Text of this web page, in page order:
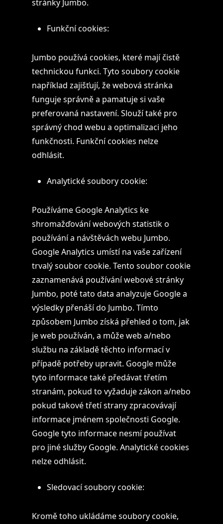
stránky Jumbo.
Funkční cookies:
Jumbo používá cookies, které mají čistě
technickou funkci. Tyto soubory cookie
například zajišťují, že webová stránka
funguje správně a pamatuje si vaše
preferovaná nastavení. Slouží také pro
správný chod webu a optimalizaci jeho
funkčnosti. Funkční cookies nelze
odhlásit.
Analytické soubory cookie:
Používáme Google Analytics ke
shromažďování webových statistik o
používání a návštěvách webu Jumbo.
Google Analytics umístí na vaše zařízení
trvalý soubor cookie. Tento soubor cookie
zaznamenává používání webové stránky
Jumbo, poté tato data analyzuje Google a
výsledky přenáší do Jumbo. Tímto
způsobem Jumbo získá přehled o tom, jak
je web používán, a může web a/nebo
službu na základě těchto informací v
případě potřeby upravit. Google může
tyto informace také předávat třetím
stranám, pokud to vyžaduje zákon a/nebo
pokud takové třetí strany zpracovávají
informace jménem společnosti Google.
Google tyto informace nesmí používat
pro jiné služby Google. Analytické cookies
nelze odhlásit.
Sledovací soubory cookie:
Kromě toho ukládáme soubory cookie,